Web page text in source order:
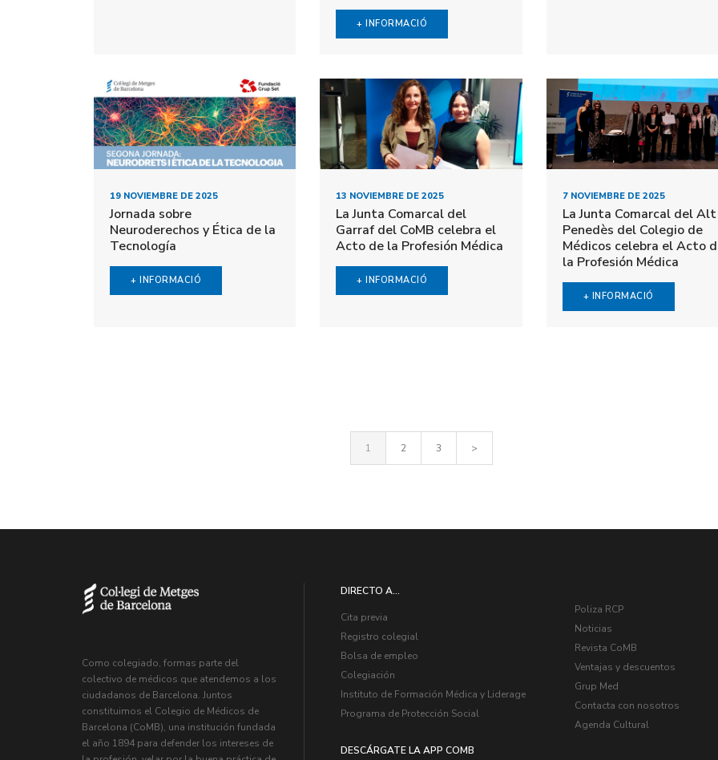
+ INFORMACIÓ
19 NOVIEMBRE DE 2025
Jornada sobre
Neuroderechos y Ética de la
Tecnología
+ INFORMACIÓ
13 NOVIEMBRE DE 2025
La Junta Comarcal del
Garraf del CoMB celebra el
Acto de la Profesión Médica
+ INFORMACIÓ
7 NOVIEMBRE DE 2025
La Junta Comarcal del Alt
Penedès del Colegio de
Médicos celebra el Acto
la Profesión Médica
+ INFORMACIÓ
1 2 3 >
Como colegiado, formas parte del
colectivo de médicos que atendemos a los
ciudadanos de Barcelona. Juntos
constituimos el Colegio de Médicos de
Barcelona (CoMB), una institución fundada
el año 1894 para defender los intereses de
DIRECTO A...
Cita previa
Registro colegial
Bolsa de empleo
Colegiación
Instituto de Formación Médica y Liderage
Programa de Protección Social
DESCÁRGATE LA APP COMB
Poliza RCP
Noticias
Revista CoMB
Ventajas y descuentos
Grup Med
Contacta con nosotros
Agenda Cultural